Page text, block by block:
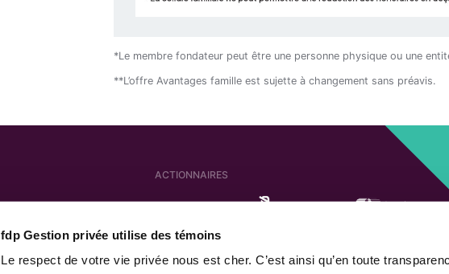
fdp Gestion privée utilise des témoins
Le respect de votre vie privée nous est cher. C’est ainsi qu’en toute
*Le membre fondateur peut être une personne physique ou une
**L’offre Avantages famille est sujette à changement sans préavis.
ACTIONNAIRES
SOCIÉTÉS AFFILIÉES ACTIONNAIRE DE